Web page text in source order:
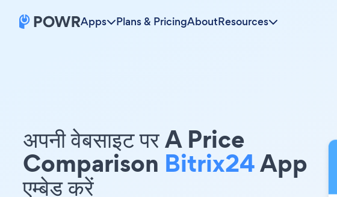
Apps Plans & PricingAboutResources
अपनी वेबसाइट पर A Price
Comparison Bitrix24App
एम्बेड करें